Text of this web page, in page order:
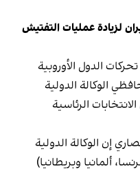
لزيادة عمليات التفتيش
الدول الأوروبية
الوكالة الدولية
الرئاسية
إن الوكالة الدولية
ألمانيا وبريطانيا)